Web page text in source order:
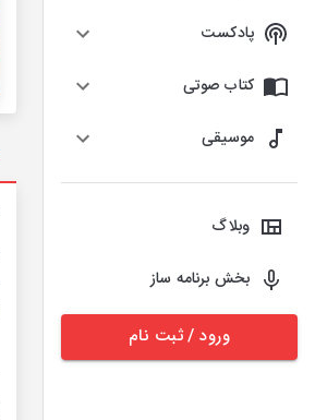
پادکست
کتاب صوتی
موسیقی
وبلاگ
بخش برنامه ساز
ورود / ثبت نام